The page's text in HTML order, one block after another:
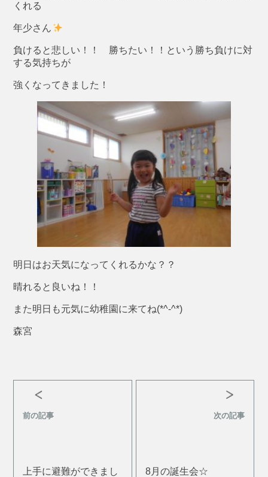
くれる
年少さん
負けると悲しい！！ 勝ちたい！！という勝ち負けに対
する気持ちが
強くなってきました！
明日はお天気になってくれるかな？？
晴れると良いね！！
また明日も元気に幼稚園に来てね(*^-^*)
森宮
前の記事
上手に避難ができまし
次の記事
8月の誕生会☆